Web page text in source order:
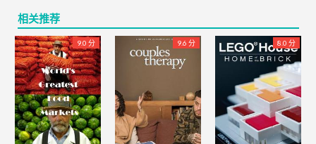
相关推荐
9.0 分 9.6 分 8.0 分